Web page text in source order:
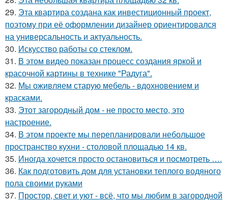
29. Эта квартира создана как инвестиционный проект,
поэтому при её оформлении дизайнер ориентировался
на универсальность и актуальность.
30. Искусство работы со стеклом.
31. В этом видео показан процесс создания яркой и
красочной картины в технике "Радуга".
32. Мы оживляем старую мебель - вдохновением и
красками.
33. Этот загородный дом - не просто место, это
настроение.
34. В этом проекте мы перепланировали небольшое
пространство кухни - столовой площадью 14 кв.
35. Иногда хочется просто остановиться и посмотреть ….
36. Как подготовить дом для установки теплого водяного
пола своими руками
37. Простор, свет и уют - всё, что мы любим в загородной